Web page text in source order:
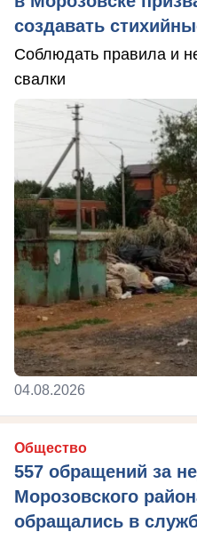
создавать
Соблюдать правила и
свалки
04.08.2026
Общество
557 обращений за
Морозовского
обращались в